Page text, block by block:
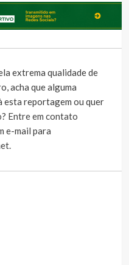
extrema qualidade de
acha que alguma
esta reportagem ou quer
Entre em contato
e-mail para
.